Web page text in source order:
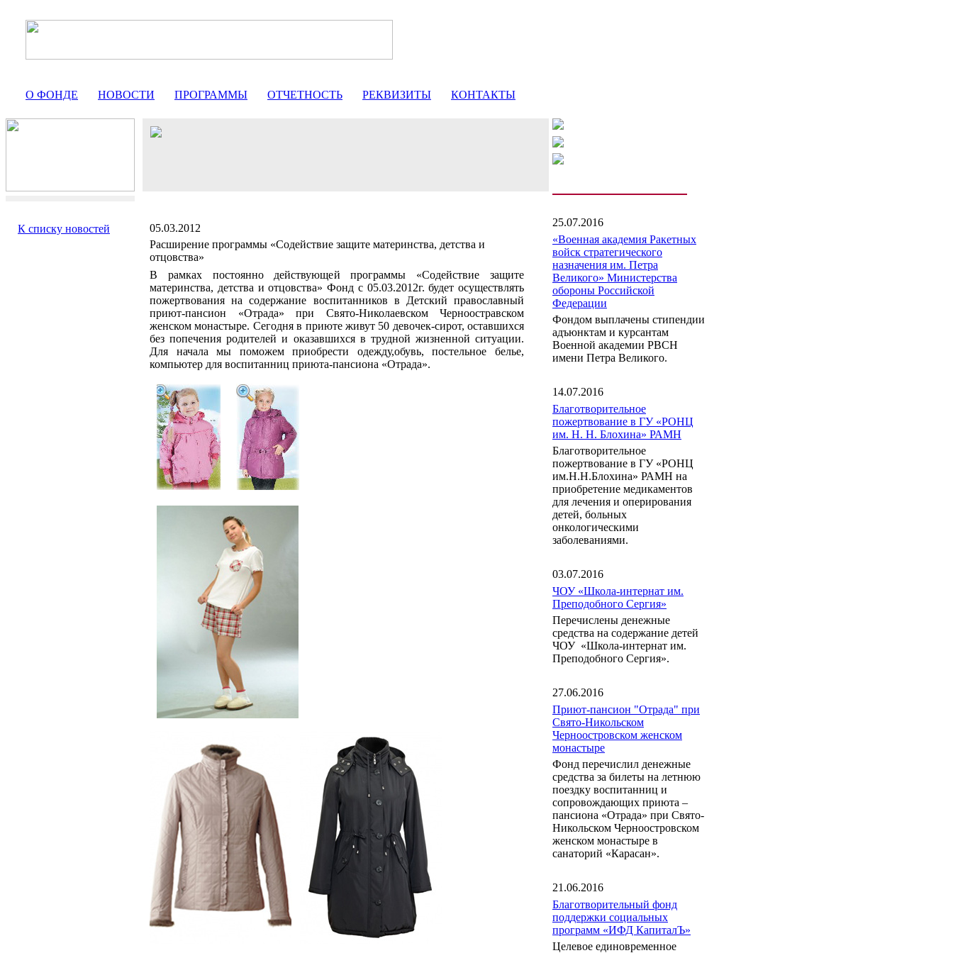
О ФОНДЕ НОВОСТИ ПРОГРАММЫ ОТЧЕТНОСТЬ РЕКВИЗИТЫ КОНТАКТЫ
К списку новостей
05.03.2012
Расширение программы «Содействие защите материнства, детства и
отцовства»
В рамках постоянно действующей программы «Содействие защите
материнства, детства и отцовства» Фонд с 05.03.2012г. будет осуществлять
пожертвования на содержание воспитанников в Детский православный
приют-пансион «Отрада» при Свято-Николаевском Черноостравском
женском монастыре. Сегодня в приюте живут 50 девочек-сирот, оставшихся
без попечения родителей и оказавшихся в трудной жизненной ситуации.
Для начала мы поможем приобрести одежду,обувь, постельное белье,
компьютер для воспитанниц приюта-пансиона «Отрада».
25.07.2016
«Военная академия Ракетных
войск стратегического
назначения им. Петра
Великого» Министерства
обороны Российской
Федерации
Фондом выплачены стипендии
адъюнктам и курсантам
Военной академии РВСН
имени Петра Великого.
14.07.2016
Благотворительное
пожертвование в ГУ «РОНЦ
им. Н. Н. Блохина» РАМН
Благотворительное
пожертвование в ГУ «РОНЦ
им.Н.Н.Блохина» РАМН на
приобретение медикаментов
для лечения и оперирования
детей, больных
онкологическими
заболеваниями.
03.07.2016
ЧОУ «Школа-интернат им.
Преподобного Сергия»
Перечислены денежные
средства на содержание детей
ЧОУ «Школа-интернат им.
Преподобного Сергия».
27.06.2016
Приют-пансион "Отрада" при
Свято-Никольском
Черноостровском женском
монастыре
Фонд перечислил денежные
средства за билеты на летнюю
поездку воспитанниц и
сопровождающих приюта –
пансиона «Отрада» при Свято-
Никольском Черноостровском
женском монастыре в
санаторий «Карасан».
21.06.2016
Благотворительный фонд
поддержки социальных
программ «ИФД КапиталЪ»
Целевое единовременное